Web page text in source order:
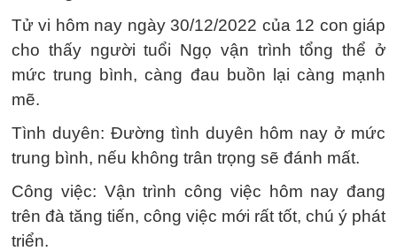
Tử vi hôm nay ngày 30/12/2022 của 12 con giáp
cho thấy người tuổi Ngọ vận trình tổng thể ở
mức trung bình, càng đau buồn lại càng mạnh
mẽ.
Tình duyên: Đường tình duyên hôm nay ở mức
trung bình, nếu không trân trọng sẽ đánh mất.
Công việc: Vận trình công việc hôm nay đang
trên đà tăng tiến, công việc mới rất tốt, chú ý phát
triển.